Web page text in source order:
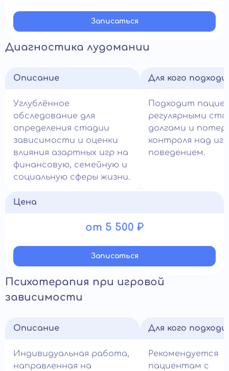
Записатьcя
Диагностика лудомании
Описание
Углублённое
обследование для
определения стадии
зависимости и оценки
влияния азартных игр на
финансовую, семейную и
социальную сферы жизни.
Для кого
Подходит
регулярными
долгами и
контроля над
поведением.
Цена
от 5 500 ₽
Записатьcя
Психотерапия при игровой
зависимости
Описание
Индивидуальная работа,
направленная на
Для кого
Рекомендуется
пациентам с